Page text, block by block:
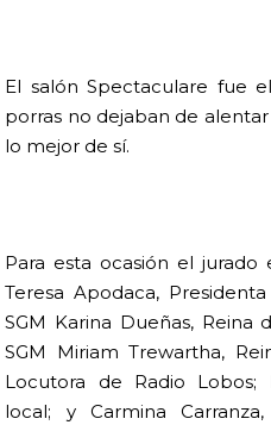
El salón Spectaculare fue
porras no dejaban de
lo mejor de sí.
Para esta ocasión el
Teresa Apodaca,
SGM Karina Dueñas, Reina
SGM Miriam Trewartha,
Locutora de Radio Lobos;
local; y Carmina